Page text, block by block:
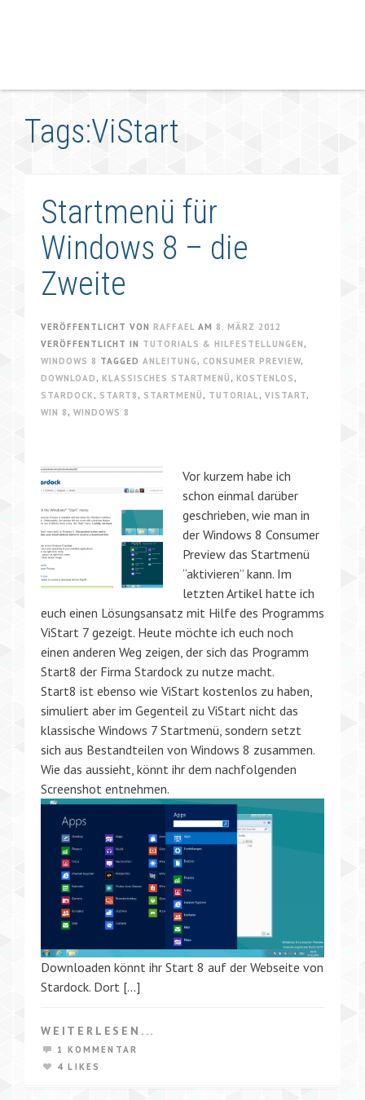
Tags:ViStart
Startmenü für
Windows 8 – die
Zweite
VERÖFFENTLICHT VON RAFFAEL AM 8. MÄRZ 2012
VERÖFFENTLICHT IN TUTORIALS & HILFESTELLUNGEN ,
WINDOWS 8 TAGGED ANLEITUNG , CONSUMER PREVIEW,
DOWNLOAD , KLASSISCHES STARTMENÜ , KOSTENLOS ,
STARDOCK, START8 , STARTMENÜ , TUTORIAL, VISTART,
WIN 8 , WINDOWS 8
Vor kurzem habe ich
schon einmal darüber
geschrieben, wie man in
der Windows 8 Consumer
Preview das Startmenü
“aktivieren” kann. Im
letzten Artikel hatte ich
euch einen Lösungsansatz mit Hilfe des Programms
ViStart 7 gezeigt. Heute möchte ich euch noch
einen anderen Weg zeigen, der sich das Programm
Start8 der Firma Stardock zu nutze macht.
Start8 ist ebenso wie ViStart kostenlos zu haben,
simuliert aber im Gegenteil zu ViStart nicht das
klassische Windows 7 Startmenü, sondern setzt
sich aus Bestandteilen von Windows 8 zusammen.
Wie das aussieht, könnt ihr dem nachfolgenden
Screenshot entnehmen.
Downloaden könnt ihr Start 8 auf der Webseite von
Stardock. Dort […]
WEITERLESEN...
1 KOMMENTAR
4 LIKES